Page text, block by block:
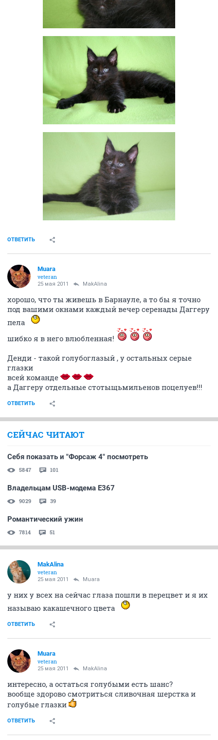
ОТВЕТИТЬ
Muara
veteran
25 мая 2011 MakAlina
хорошо, что ты живешь в Барнауле, а то бы я точно
под вашими окнами каждый вечер серенады Даггеру
пела
шибко я в него влюбленная!
Денди - такой голубоглазый , у остальных серые
глазки
всей команде
а Даггеру отдельные стотыщьмильенов поцелуев!!!
ОТВЕТИТЬ
СЕЙЧАС ЧИТАЮТ
Себя показать и "Форсаж 4" посмотреть
5847 101
Владельцам USB-модема E367
9029 39
Романтический ужин
7814 51
MakAlina
veteran
25 мая 2011 Muara
у них у всех на сейчас глаза пошли в перецвет и я их
называю какашечного цвета
ОТВЕТИТЬ
Muara
veteran
25 мая 2011 MakAlina
интересно, а остаться голубыми есть шанс?
вообще здорово смотриться сливочная шерстка и
голубые глазки
ОТВЕТИТЬ